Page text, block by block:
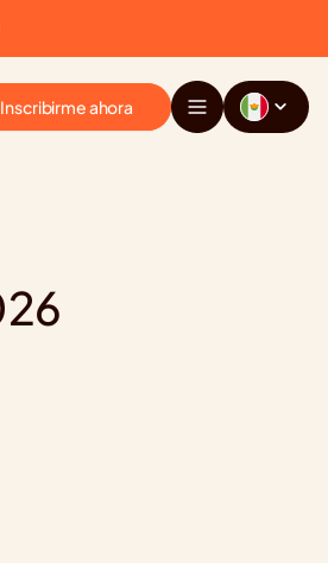
Inscribirme ahora